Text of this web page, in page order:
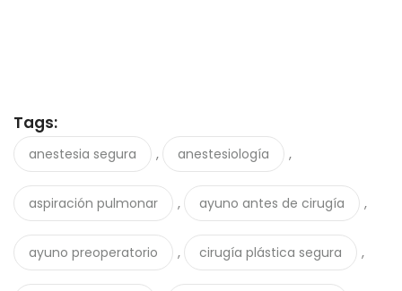
Tags:
anestesia segura , anestesiología ,
aspiración pulmonar , ayuno antes de cirugía ,
ayuno preoperatorio , cirugía plástica segura ,